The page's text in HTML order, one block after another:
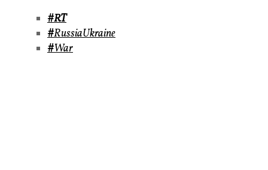
#RT
#RussiaUkraine
#War